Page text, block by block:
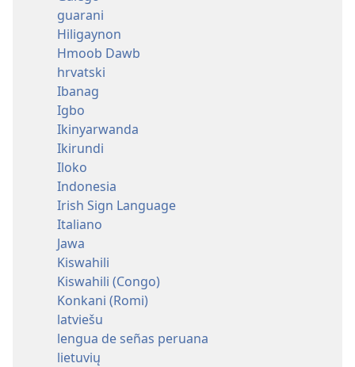
guarani
Hiligaynon
Hmoob Dawb
hrvatski
Ibanag
Igbo
Ikinyarwanda
Ikirundi
Iloko
Indonesia
Irish Sign Language
Italiano
Jawa
Kiswahili
Kiswahili (Congo)
Konkani (Romi)
latviešu
lengua de señas peruana
lietuvių